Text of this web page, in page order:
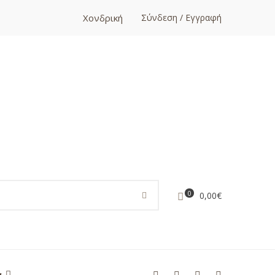
Χονδρική Σύνδεση / Εγγραφή
0 0,00€